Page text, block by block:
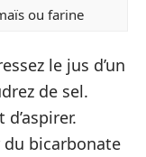
ou farine
le jus d’un
de sel.
du bicarbonate